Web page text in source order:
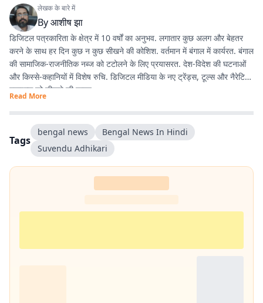
लेखक के बारे में
Byआशीष झा
डिजिटल पत्रकारिता के क्षेत्र में 10 वर्षों का अनुभव. लगातार कुछ अलग और बेहतर
करने के साथ हर दिन कुछ न कुछ सीखने की कोशिश. वर्तमान में बंगाल में कार्यरत. बंगाल
की सामाजिक-राजनीतिक नब्ज को टटोलने के लिए प्रयासरत. देश-विदेश की घटनाओं
और किस्से-कहानियों में विशेष रुचि. डिजिटल मीडिया के नए ट्रेंड्स, टूल्स और नैरेटिव
स्टाइल्स को सीखने की चाहत.
Read More
Tags
bengal news
Bengal News In Hindi
Suvendu Adhikari